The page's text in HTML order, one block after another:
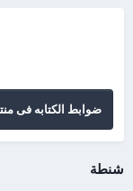
ضوابط الكتابه فى
شنطة